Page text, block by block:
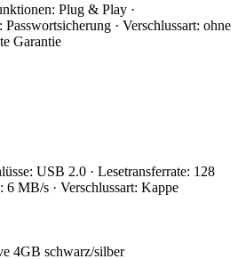
Plug & Play ·
· Verschlussart: ohne
Garantie
USB 2.0 · Lesetransferrate: 128
6 MB/s · Verschlussart: Kappe